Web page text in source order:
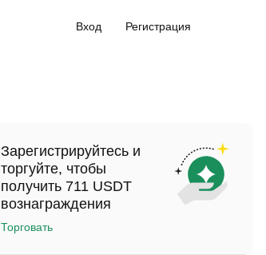
Вход Регистрация
Зарегистрируйтесь и
торгуйте, чтобы
получить 711 USDT
вознаграждения
Торговать